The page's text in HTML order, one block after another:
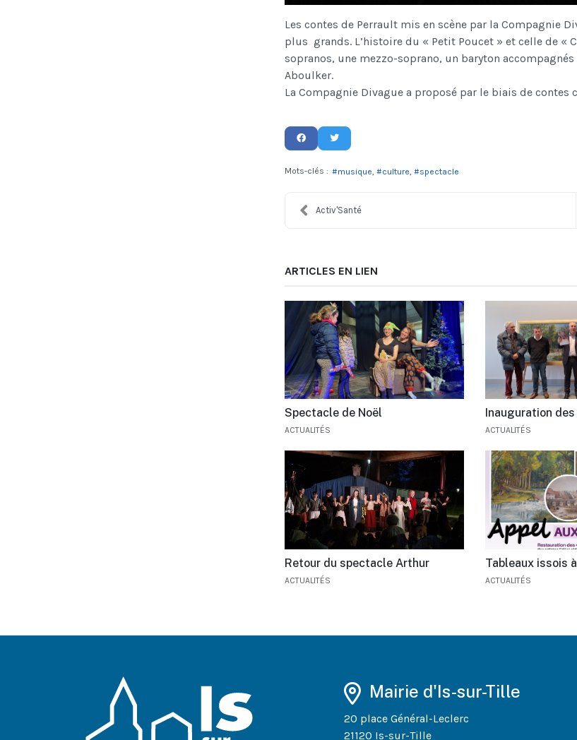
Les contes de Perrault mis en scène par la Compagnie
plus grands. L’histoire du « Petit Poucet » et celle de «
sopranos, une mezzo-soprano, un baryton
Aboulker.
La Compagnie Divague a proposé par le biais de
Mots-clés : musique culture spectacle
Activ'Santé
ARTICLES EN LIEN
Spectacle de Noël
ACTUALITÉS
Inauguration
ACTUALITÉS
Retour du spectacle Arthur
ACTUALITÉS
Tableaux issois
ACTUALITÉS
Mairie d'Is-sur-Tille
20 place Général-Leclerc
21120 Is-sur-Tille